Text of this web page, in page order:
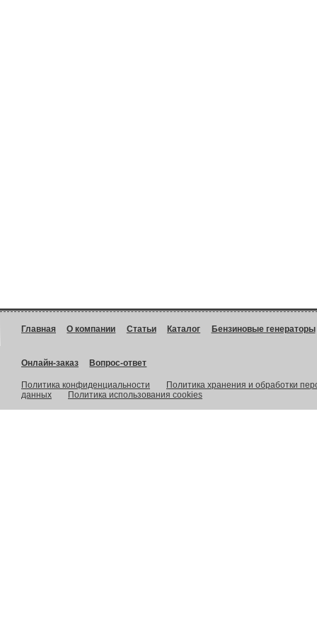
Главная О компании Статьи Каталог Бензиновые генераторы
Онлайн-заказ Вопрос-ответ
Политика конфиденциальности
Политика хранения и обработки
данных
Политика использования cookies